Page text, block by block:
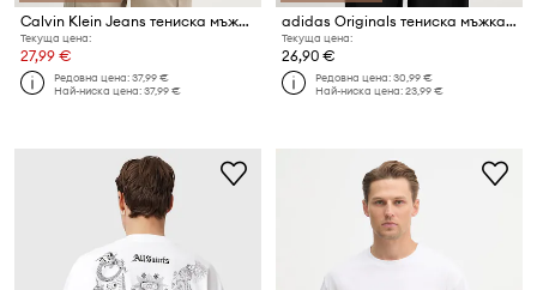
Calvin Klein Jeans тениска мъжка памучна
Текуща цена:
27,99 €
Редовна цена:37,99 €
Най-ниска цена:37,99 €
adidas Originals тениска мъжка памучна
Текуща цена:
26,90 €
Редовна цена:30,99 €
Най-ниска цена:23,99 €